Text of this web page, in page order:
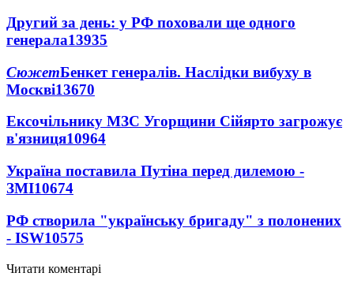
Другий за день: у РФ поховали ще одного
генерала13935
СюжетБенкет генералів. Наслідки вибуху в
Москві13670
Ексочільнику МЗС Угорщини Сійярто загрожує
в'язниця10964
Україна поставила Путіна перед дилемою -
ЗМІ10674
РФ створила "українську бригаду" з полонених
- ISW10575
Читати коментарі